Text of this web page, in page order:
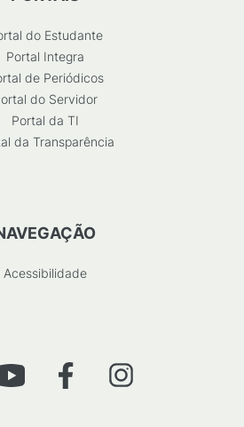
do Estudante
Portal Integra
de Periódicos
do Servidor
Portal da TI
da Transparência
Acessibilidade